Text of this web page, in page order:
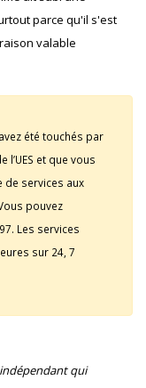
parce qu'il s'est
valable
été touchés par
l’UES et que vous
de services aux
pouvez
Les services
sur 24, 7
qui